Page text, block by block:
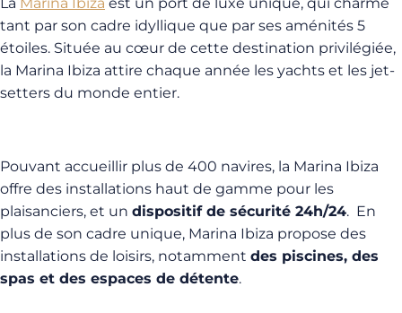
tant par son cadre idyllique que par ses aménités 5
étoiles. Située au cœur de cette destination privilégiée,
la Marina Ibiza attire chaque année les yachts et les jet-
setters du monde entier.
Pouvant accueillir plus de 400 navires, la Marina Ibiza
offre des installations haut de gamme pour les
plaisanciers, et un dispositif de sécurité 24h/24. En
plus de son cadre unique, Marina Ibiza propose des
installations de loisirs, notamment des piscines, des
spas et des espaces de détente.